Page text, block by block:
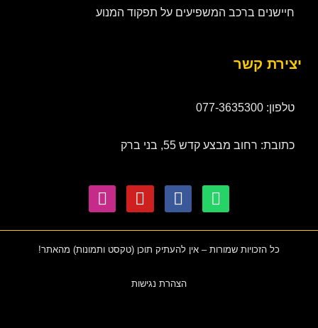
חיישנים ברכב המשפיעים על תפקוד המנוע
יצירת קשר
טלפון: 077-3635300
כתובת: רחוב מבצע קדש 55, בני ברק
כל הזכויות שמורות – אין להעתיק תוכן (טקסט ותמונות) מהאתר!
הצהרת נגישות